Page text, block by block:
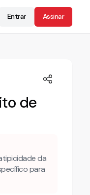
Entrar Assinar
de
da
para